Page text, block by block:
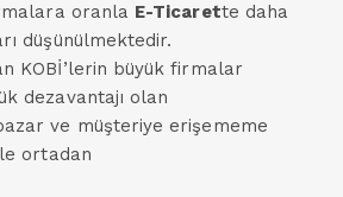
oranla E-Ticarette daha
düşünülmektedir.
KOBİ’lerin büyük firmalar
dezavantajı olan
ve müşteriye erişememe
ortadan